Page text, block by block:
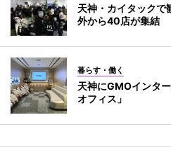
天神・カイタック
外から40店が集結
暮らす・働く
天神にGMOインタ
オフィス」